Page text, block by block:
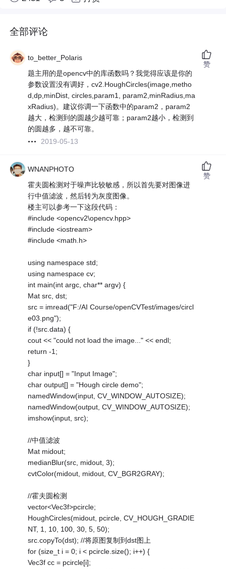
全部评论
to_better_Polaris
题主用的是opencv中的库函数吗？我觉得应该是你的
参数设置没有调好，cv2.HoughCircles(image,metho
d,dp,minDist, circles,param1, param2,minRadius,ma
xRadius)。建议你调一下函数中的param2，param2
越大，检测到的圆越少越可靠；param2越小，检测到
的圆越多，越不可靠。
2019-05-13
赞
WNANPHOTO
霍夫圆检测对于噪声比较敏感，所以首先要对图像进
行中值滤波，然后转为灰度图像。
楼主可以参考一下这段代码：
#include <opencv2\opencv.hpp>
#include <iostream>
#include <math.h>
using namespace std;
using namespace cv;
int main(int argc, char** argv) {
Mat src, dst;
src = imread("F:/AI Course/openCVTest/images/circl
e03.png");
if (!src.data) {
cout << "could not load the image..." << endl;
return -1;
}
char input[] = "Input Image";
char output[] = "Hough circle demo";
namedWindow(input, CV_WINDOW_AUTOSIZE);
namedWindow(output, CV_WINDOW_AUTOSIZE);
imshow(input, src);
//中值滤波
Mat midout;
medianBlur(src, midout, 3);
cvtColor(midout, midout, CV_BGR2GRAY);
//霍夫圆检测
vector<Vec3f>pcircle;
HoughCircles(midout, pcircle, CV_HOUGH_GRADIE
NT, 1, 10, 100, 30, 5, 50);
src.copyTo(dst); //将原图复制到dst图上
for (size_t i = 0; i < pcircle.size(); i++) {
Vec3f cc = pcircle[i];
赞